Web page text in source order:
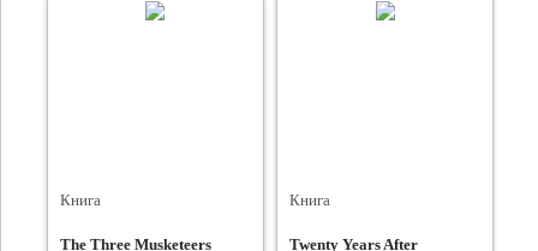
Книга
The Three Musketeers
Книга
Twenty Years After